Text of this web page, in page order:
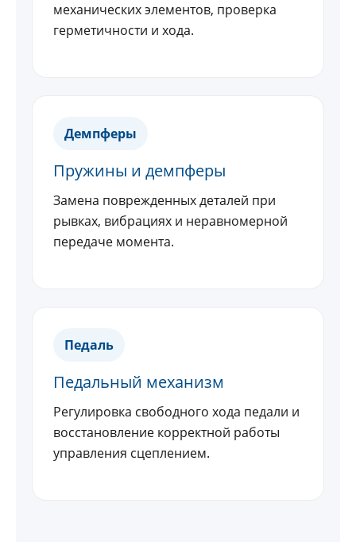
механических элементов, проверка
герметичности и хода.
Демпферы
Пружины и демпферы
Замена поврежденных деталей при
рывках, вибрациях и неравномерной
передаче момента.
Педаль
Педальный механизм
Регулировка свободного хода педали и
восстановление корректной работы
управления сцеплением.